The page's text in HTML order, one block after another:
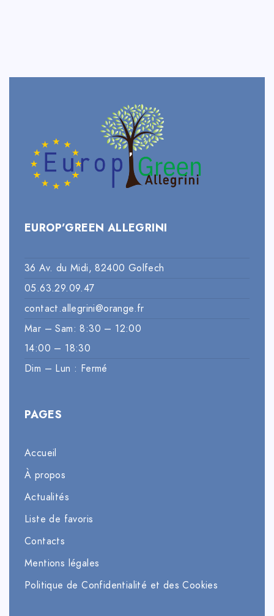
EUROP’GREEN ALLEGRINI
36 Av. du Midi, 82400 Golfech
05.63.29.09.47
contact.allegrini@orange.fr
Mar – Sam: 8:30 – 12:00
14:00 – 18:30
Dim – Lun : Fermé
PAGES
Accueil
À propos
Actualités
Liste de favoris
Contacts
Mentions légales
Politique de Confidentialité et des Cookies